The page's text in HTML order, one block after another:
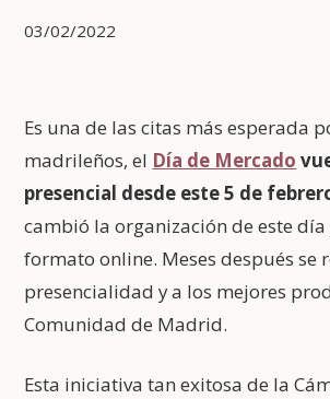
03/02/2022
Es una de las citas más esperada
madrileños, el Día de Mercado
presencial desde este 5 de
cambió la organización de este día
formato online. Meses después se
presencialidad y a los mejores
Comunidad de Madrid.
Esta iniciativa tan exitosa de la